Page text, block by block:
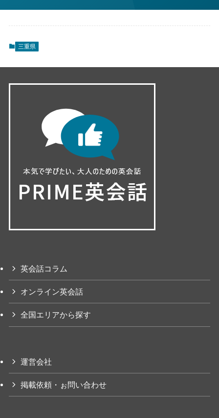
三重県
英会話コラム
オンライン英会話
全国エリアから探す
運営会社
掲載依頼・ぉ問い合わせ